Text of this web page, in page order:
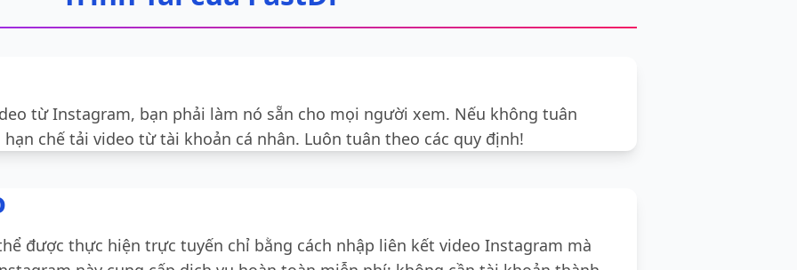
từ Instagram, bạn phải làm nó sẵn cho mọi người xem. Nếu không tuân
chế tải video từ tài khoản cá nhân. Luôn tuân theo các quy định!
được thực hiện trực tuyến chỉ bằng cách nhập liên kết video Instagram mà